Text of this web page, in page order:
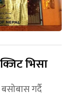
भिसा
गर्दै